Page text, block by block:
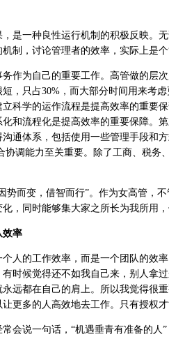
一种良性运行机制的积极反映。无
制，讨论管理者的效率，实际上是
为自己的重要工作。高管做的层
，只占30%，而大部分时间用来考
科学的运作流程是提高效率的重要
和流程化是提高效率的重要保障。
通体系，包括使用一些管理手段和
协调能力至关重要。除了工商、税务
而变，借智而行”。作为女高管，不
，同时能够集大家之所长为我所用
率
的工作效率，而是一个团队的效
时候觉得还不如我自己来，别人拿
远都在自己的肩上。所以我觉得很
更多的人高效地去工作。只有授权
说一句话，“机遇垂青有准备的人”